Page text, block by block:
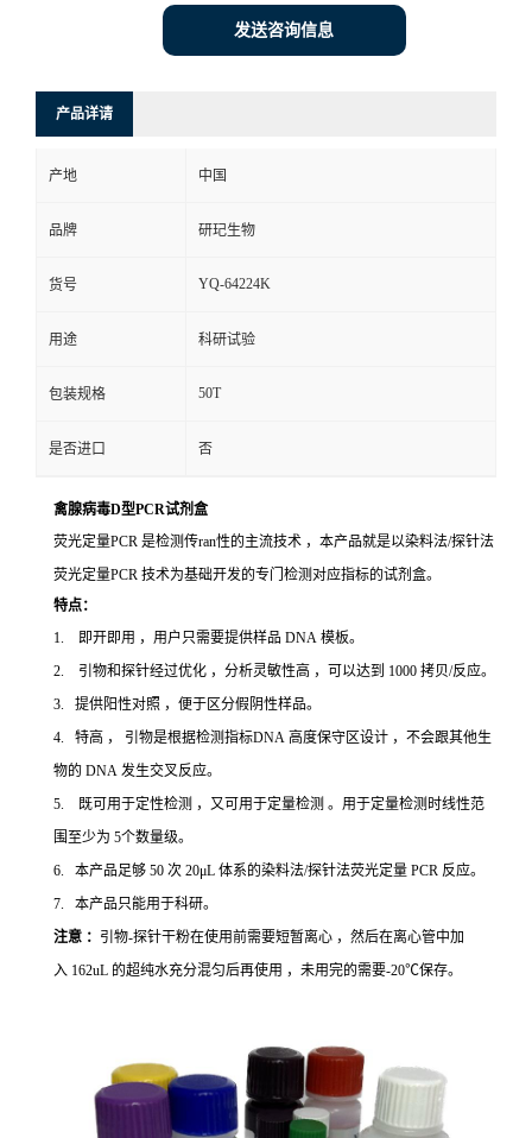
发送咨询信息
产品详请
产地 中国
品牌 研玘生物
货号 YQ-64224K
用途 科研试验
包装规格 50T
是否进口 否
禽腺病毒D型PCR试剂盒
荧光定量PCR 是检测传ran性的主流技术 ，本产品就是以染料法/探针法
荧光定量PCR 技术为基础开发的专门检测对应指标的试剂盒。
特点：
1. 即开即用 ，用户只需要提供样品 DNA 模板。
2. 引物和探针经过优化 ，分析灵敏性高 ，可以达到 1000 拷贝/反应。
3. 提供阳性对照 ，便于区分假阴性样品。
4. 特高 ， 引物是根据检测指标DNA 高度保守区设计 ，不会跟其他生
物的 DNA 发生交叉反应。
5. 既可用于定性检测 ，又可用于定量检测 。用于定量检测时线性范
围至少为 5个数量级。
6. 本产品足够 50 次 20μL 体系的染料法/探针法荧光定量 PCR 反应。
7. 本产品只能用于科研。
注意 ： 引物-探针干粉在使用前需要短暂离心 ，然后在离心管中加
入 162uL 的超纯水充分混匀后再使用 ，未用完的需要-20℃保存。